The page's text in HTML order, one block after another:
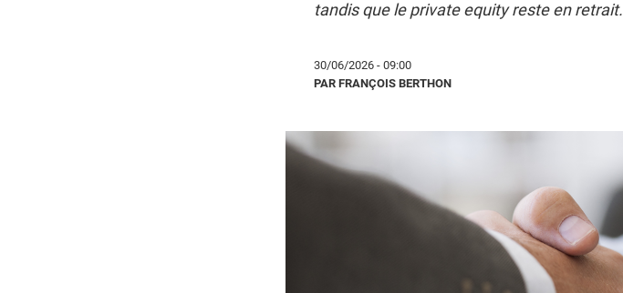
tandis que le private equity reste en retrait.
30/06/2026 - 09:00
PAR FRANÇOIS BERTHON